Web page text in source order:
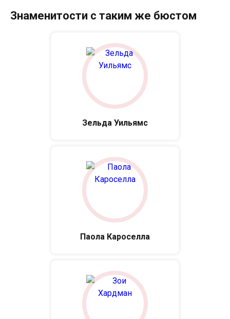
Знаменитости с таким же бюстом
Зельда Уильямс
Паола Кароселла